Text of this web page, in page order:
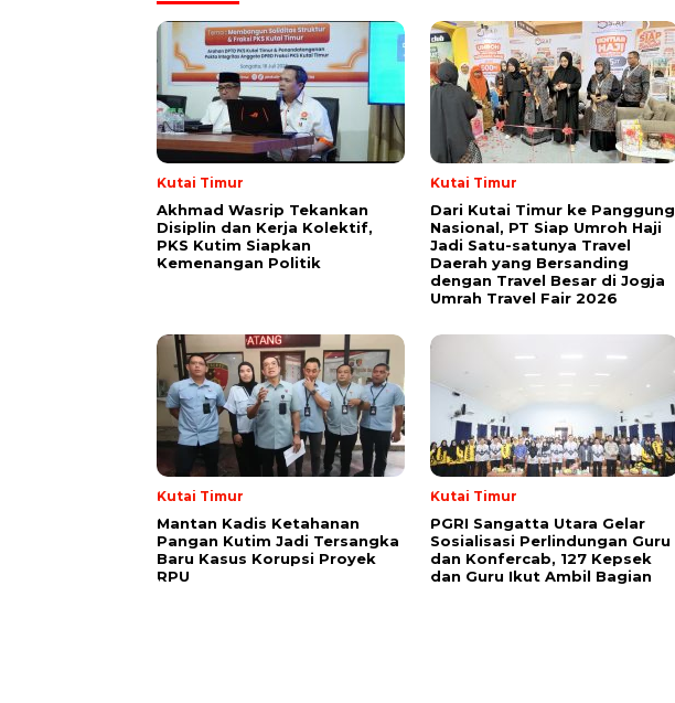
Kutai Timur
Akhmad Wasrip Tekankan
Disiplin dan Kerja Kolektif,
PKS Kutim Siapkan
Kemenangan Politik
Kutai Timur
Dari Kutai Timur ke Panggung
Nasional, PT Siap Umroh Haji
Jadi Satu-satunya Travel
Daerah yang Bersanding
dengan Travel Besar di Jogja
Umrah Travel Fair 2026
Kutai Timur
Mantan Kadis Ketahanan
Pangan Kutim Jadi Tersangka
Baru Kasus Korupsi Proyek
RPU
Kutai Timur
PGRI Sangatta Utara Gelar
Sosialisasi Perlindungan Guru
dan Konfercab, 127 Kepsek
dan Guru Ikut Ambil Bagian